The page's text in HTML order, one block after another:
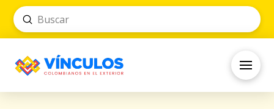
Search
Submit